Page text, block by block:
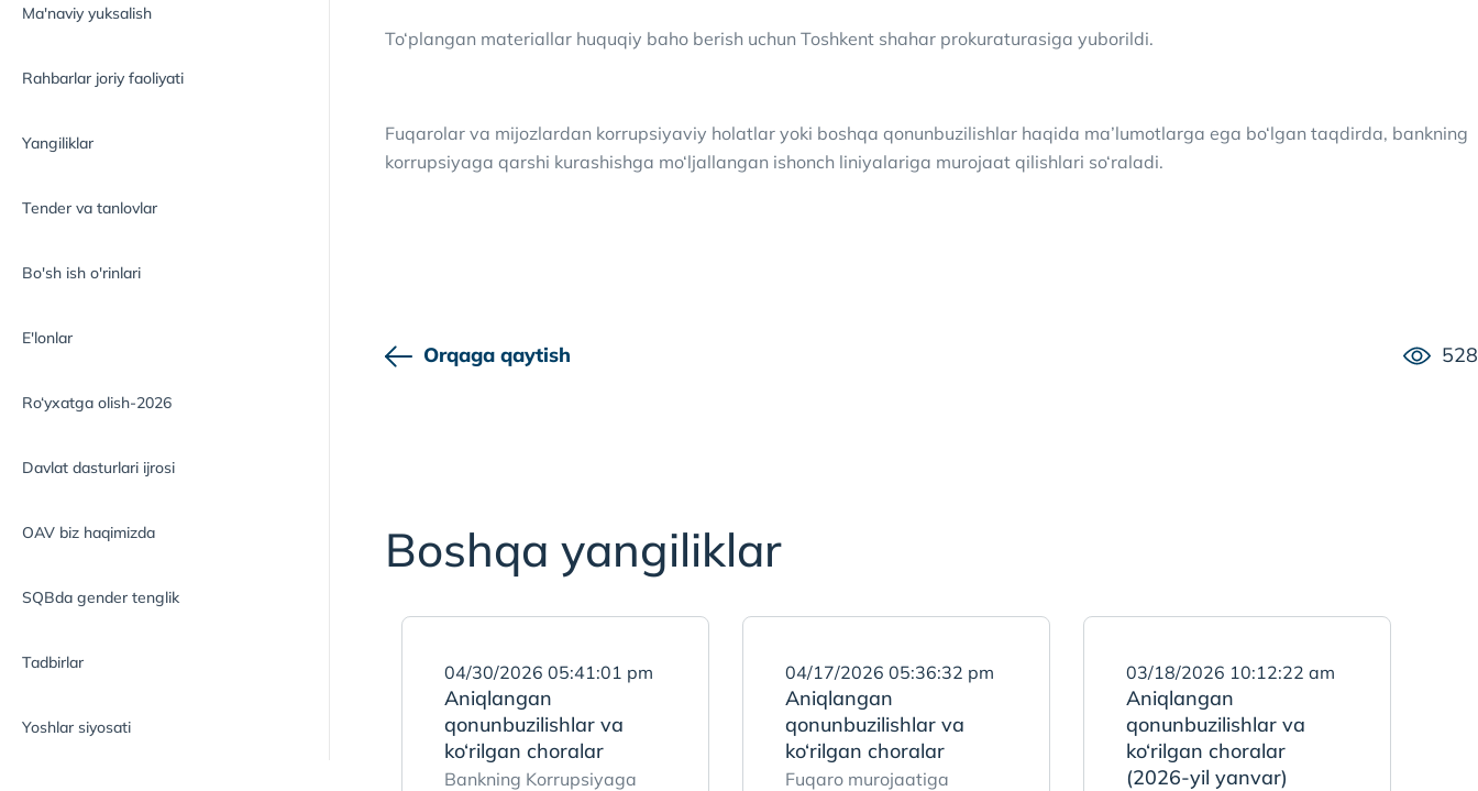
Ma'naviy yuksalish
Rahbarlar joriy faoliyati
Yangiliklar
Tender va tanlovlar
Bo'sh ish o'rinlari
E'lonlar
Ro‘yxatga olish-2026
Davlat dasturlari ijrosi
OAV biz haqimizda
SQBda gender tenglik
Tadbirlar
Yoshlar siyosati
To‘plangan materiallar huquqiy baho berish uchun Toshkent shahar prokuraturasiga yuborildi.
Fuqarolar va mijozlardan korrupsiyaviy holatlar yoki boshqa qonunbuzilishlar haqida ma’lumotlarga ega bo‘lgan taqdirda, bankning
korrupsiyaga qarshi kurashishga mo‘ljallangan ishonch liniyalariga murojaat qilishlari so‘raladi.
Orqaga qaytish 528
Boshqa yangiliklar
04/30/2026 05:41:01 pm
Aniqlangan
qonunbuzilishlar va
ko‘rilgan choralar
Bankning Korrupsiyaga
04/17/2026 05:36:32 pm
Aniqlangan
qonunbuzilishlar va
ko‘rilgan choralar
Fuqaro murojaatiga
03/18/2026 10:12:22 am
Aniqlangan
qonunbuzilishlar va
ko‘rilgan choralar
(2026-yil yanvar)